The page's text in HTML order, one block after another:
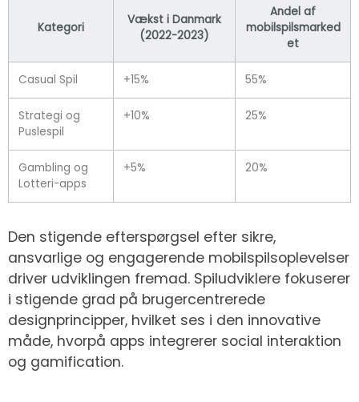
Kategori
Vækst i Danmark
(2022-2023)
Andel af
mobilspilsmarked
et
Casual Spil +15% 55%
Strategi og
Puslespil
+10% 25%
Gambling og
Lotteri-apps
+5% 20%
Den stigende efterspørgsel efter sikre,
ansvarlige og engagerende mobilspilsoplevelser
driver udviklingen fremad. Spiludviklere fokuserer
i stigende grad på brugercentrerede
designprincipper, hvilket ses i den innovative
måde, hvorpå apps integrerer social interaktion
og gamification.